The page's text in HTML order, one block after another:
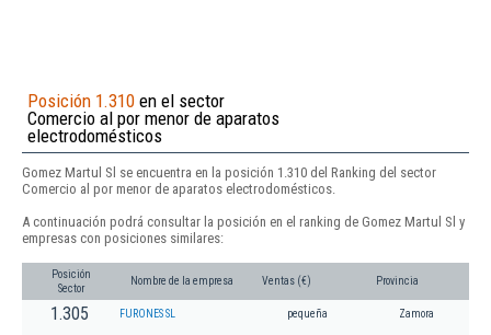
Posición 1.310 en el sector
Comercio al por menor de aparatos
electrodomésticos
Gomez Martul Sl se encuentra en la posición 1.310 del Ranking del sector
Comercio al por menor de aparatos electrodomésticos.
A continuación podrá consultar la posición en el ranking de Gomez Martul Sl y
empresas con posiciones similares:
Posición
Sector
Nombre de la empresa Ventas (€) Provincia
1.305 FURONES SL pequeña Zamora